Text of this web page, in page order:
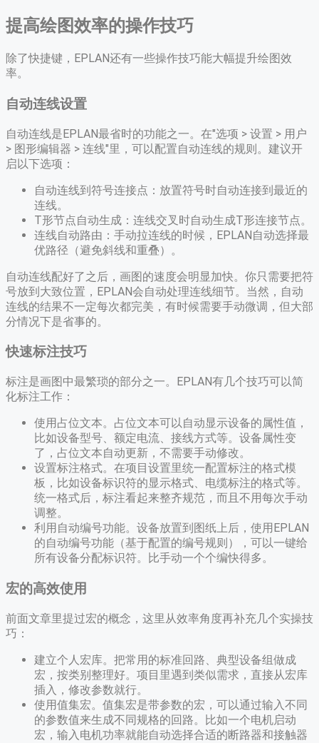
提高绘图效率的操作技巧
除了快捷键，EPLAN还有一些操作技巧能大幅提升绘图效
率。
自动连线设置
自动连线是EPLAN最省时的功能之一。在"选项 > 设置 > 用户
> 图形编辑器 > 连线"里，可以配置自动连线的规则。建议开
启以下选项：
自动连线到符号连接点：放置符号时自动连接到最近的
连线。
T形节点自动生成：连线交叉时自动生成T形连接节点。
连线自动路由：手动拉连线的时候，EPLAN自动选择最
优路径（避免斜线和重叠）。
自动连线配好了之后，画图的速度会明显加快。你只需要把符
号放到大致位置，EPLAN会自动处理连线细节。当然，自动
连线的结果不一定每次都完美，有时候需要手动微调，但大部
分情况下是省事的。
快速标注技巧
标注是画图中最繁琐的部分之一。EPLAN有几个技巧可以简
化标注工作：
使用占位文本。占位文本可以自动显示设备的属性值，
比如设备型号、额定电流、接线方式等。设备属性变
了，占位文本自动更新，不需要手动修改。
设置标注格式。在项目设置里统一配置标注的格式模
板，比如设备标识符的显示格式、电缆标注的格式等。
统一格式后，标注看起来整齐规范，而且不用每次手动
调整。
利用自动编号功能。设备放置到图纸上后，使用EPLAN
的自动编号功能（基于配置的编号规则），可以一键给
所有设备分配标识符。比手动一个个编快得多。
宏的高效使用
前面文章里提过宏的概念，这里从效率角度再补充几个实操技
巧：
建立个人宏库。把常用的标准回路、典型设备组做成
宏，按类别整理好。项目里遇到类似需求，直接从宏库
插入，修改参数就行。
使用值集宏。值集宏是带参数的宏，可以通过输入不同
的参数值来生成不同规格的回路。比如一个电机启动
宏，输入电机功率就能自动选择合适的断路器和接触器